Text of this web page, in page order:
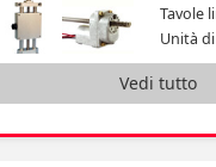
Tavole
Unità
...
Vedi tutto